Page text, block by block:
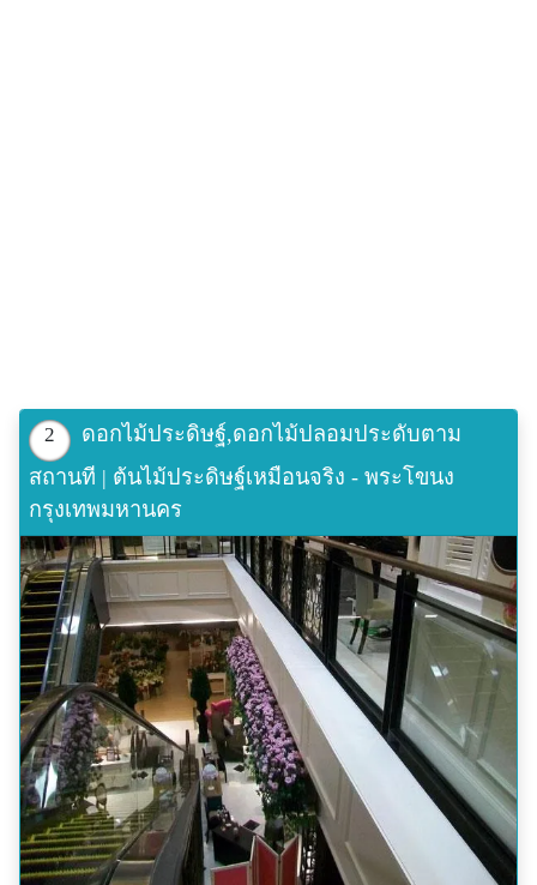
2
ดอกไม้ประดิษฐ์,ดอกไม้ปลอมประดับตาม
สถานที | ต้นไม้ประดิษฐ์เหมือนจริง - พระโขนง
กรุงเทพมหานคร